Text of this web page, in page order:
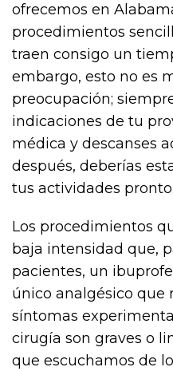
ofrecemos en
procedimientos
traen consigo un
embargo, esto no es
preocupación;
indicaciones de tu
médica y descanses
después, deberías
tus actividades pronto.
Los procedimientos
baja intensidad que,
pacientes, un
único analgésico que
síntomas
cirugía son graves o
que escuchamos de